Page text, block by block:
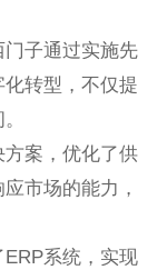
子通过实施先
转型，不仅提
案，优化了供
市场的能力，
系统，实现